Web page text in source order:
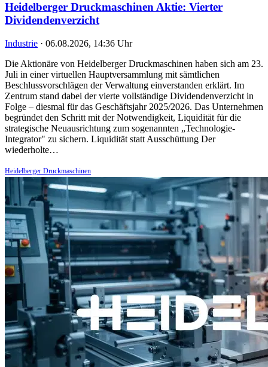
Heidelberger Druckmaschinen Aktie: Vierter
Dividendenverzicht
Industrie · 06.08.2026, 14:36 Uhr
Die Aktionäre von Heidelberger Druckmaschinen haben sich am 23.
Juli in einer virtuellen Hauptversammlung mit sämtlichen
Beschlussvorschlägen der Verwaltung einverstanden erklärt. Im
Zentrum stand dabei der vierte vollständige Dividendenverzicht in
Folge – diesmal für das Geschäftsjahr 2025/2026. Das Unternehmen
begründet den Schritt mit der Notwendigkeit, Liquidität für die
strategische Neuausrichtung zum sogenannten „Technologie-
Integrator" zu sichern. Liquidität statt Ausschüttung Der
wiederholte…
Heidelberger Druckmaschinen